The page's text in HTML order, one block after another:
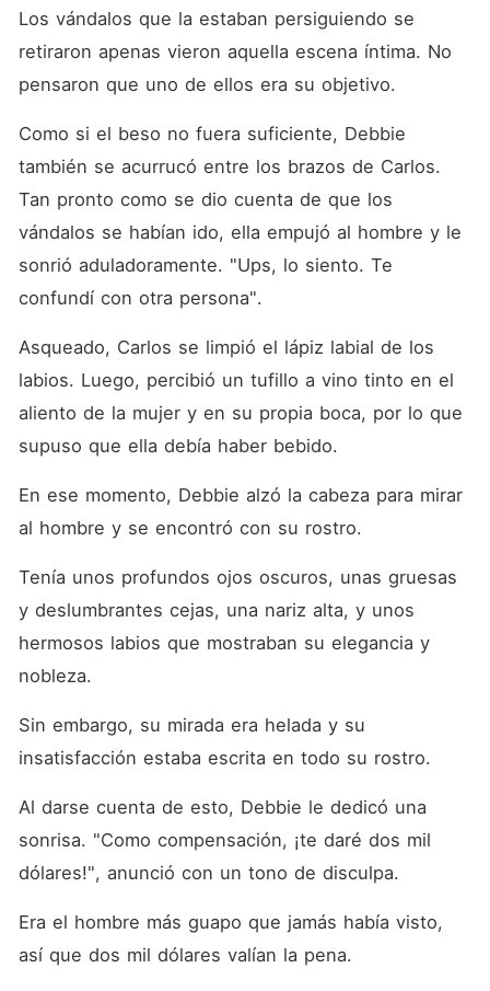
Los vándalos que la estaban persiguiendo se
retiraron apenas vieron aquella escena íntima. No
pensaron que uno de ellos era su objetivo.
Como si el beso no fuera suficiente, Debbie
también se acurrucó entre los brazos de Carlos.
Tan pronto como se dio cuenta de que los
vándalos se habían ido, ella empujó al hombre y le
sonrió aduladoramente. "Ups, lo siento. Te
confundí con otra persona".
Asqueado, Carlos se limpió el lápiz labial de los
labios. Luego, percibió un tufillo a vino tinto en el
aliento de la mujer y en su propia boca, por lo que
supuso que ella debía haber bebido.
En ese momento, Debbie alzó la cabeza para mirar
al hombre y se encontró con su rostro.
Tenía unos profundos ojos oscuros, unas gruesas
y deslumbrantes cejas, una nariz alta, y unos
hermosos labios que mostraban su elegancia y
nobleza.
Sin embargo, su mirada era helada y su
insatisfacción estaba escrita en todo su rostro.
Al darse cuenta de esto, Debbie le dedicó una
sonrisa. "Como compensación, ¡te daré dos mil
dólares!", anunció con un tono de disculpa.
Era el hombre más guapo que jamás había visto,
así que dos mil dólares valían la pena.